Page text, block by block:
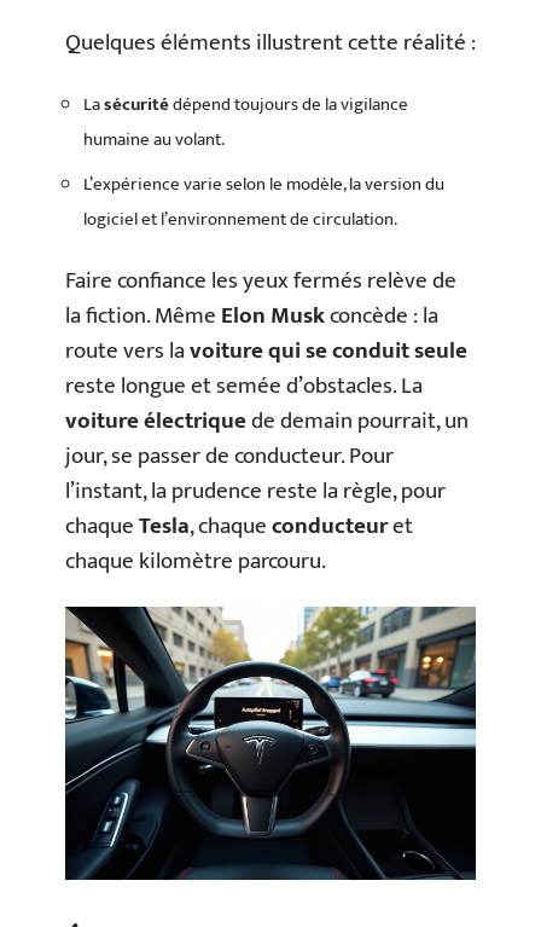
Quelques éléments illustrent cette réalité :
Lasécuritédépend toujours de la vigilance
humaine au volant.
L’expérience varie selon le modèle, la version du
logiciel et l’environnement de circulation.
Faire confiance les yeux fermés relève de
la fiction. MêmeElon Muskconcède : la
route vers lavoiture qui se conduit seule
reste longue et semée d’obstacles. La
voiture électriquede demain pourrait, un
jour, se passer de conducteur. Pour
l’instant, la prudence reste la règle, pour
chaqueTesla, chaqueconducteuret
chaque kilomètre parcouru.